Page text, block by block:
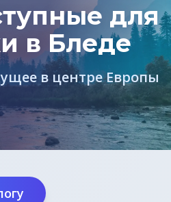
под строительство
в Бледе
для
в Бледе
в центре Европы